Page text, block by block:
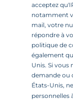
acceptez
notamment
mail, votre
répondre à
politique de
également
Unis. Si vous
demande ou
États-Unis,
personnelles